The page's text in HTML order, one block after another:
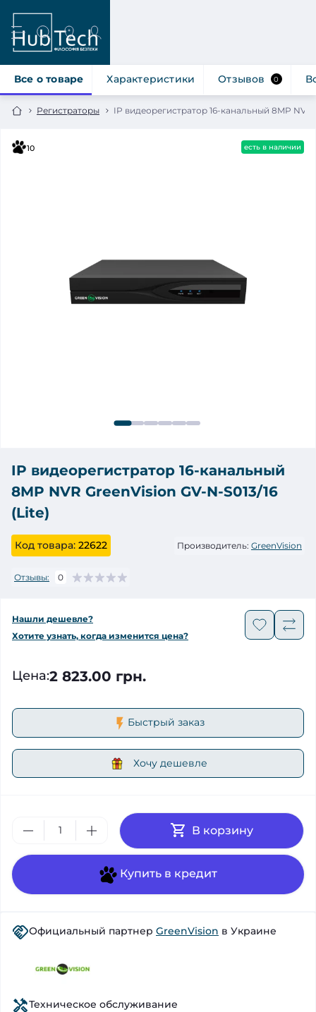
Регистраторы IP видеорегистратор 16-канальный 8MP NVR
Все о товаре Характеристики Отзывов 0
10 есть в наличии
IP видеорегистратор 16-канальный
8MP NVR GreenVision GV-N-S013/16
(Lite)
Код товара: 22622 Производитель: GreenVision
Отзывы: 0
Нашли дешевле?
Хотите узнать, когда изменится цена?
Цена:2 823.00 грн.
Быстрый заказ
Хочу дешевле
В корзину
Купить в кредит
Официальный партнер GreenVision в Украине
Техническое обслуживание